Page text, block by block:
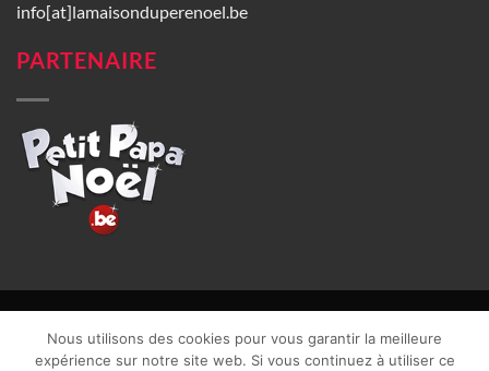
info[at]lamaisonduperenoel.be
PARTENAIRE
CGU| Vie privée| TVA : BE0840965749 | Site web réalisé par
Nous utilisons des cookies pour vous garantir la meilleure
expérience sur notre site web. Si vous continuez à utiliser ce